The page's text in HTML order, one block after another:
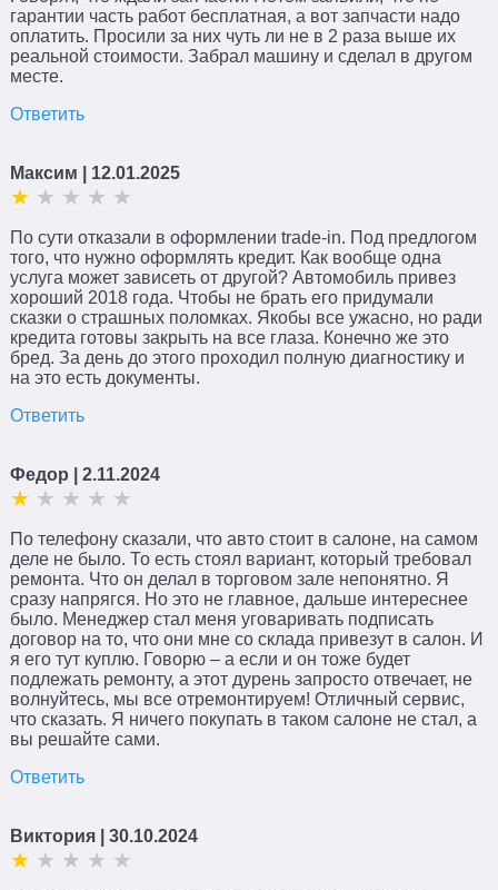
гарантии часть работ бесплатная, а вот запчасти надо
оплатить. Просили за них чуть ли не в 2 раза выше их
реальной стоимости. Забрал машину и сделал в другом
месте.
Ответить
Максим | 12.01.2025
По сути отказали в оформлении trade-in. Под предлогом
того, что нужно оформлять кредит. Как вообще одна
услуга может зависеть от другой? Автомобиль привез
хороший 2018 года. Чтобы не брать его придумали
сказки о страшных поломках. Якобы все ужасно, но ради
кредита готовы закрыть на все глаза. Конечно же это
бред. За день до этого проходил полную диагностику и
на это есть документы.
Ответить
Федор | 2.11.2024
По телефону сказали, что авто стоит в салоне, на самом
деле не было. То есть стоял вариант, который требовал
ремонта. Что он делал в торговом зале непонятно. Я
сразу напрягся. Но это не главное, дальше интереснее
было. Менеджер стал меня уговаривать подписать
договор на то, что они мне со склада привезут в салон. И
я его тут куплю. Говорю – а если и он тоже будет
подлежать ремонту, а этот дурень запросто отвечает, не
волнуйтесь, мы все отремонтируем! Отличный сервис,
что сказать. Я ничего покупать в таком салоне не стал, а
вы решайте сами.
Ответить
Виктория | 30.10.2024
Поиск